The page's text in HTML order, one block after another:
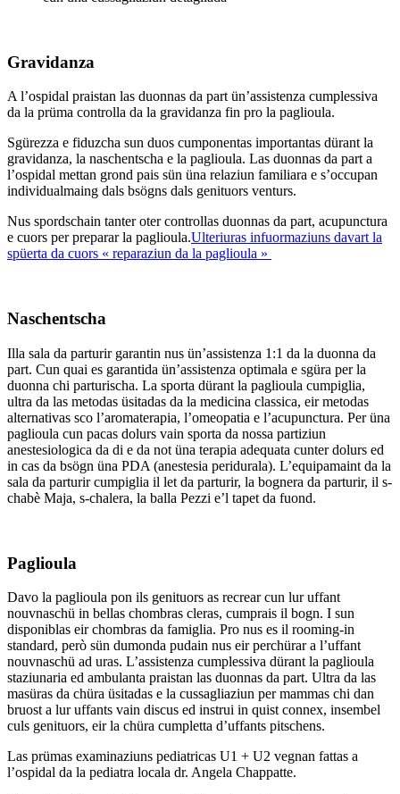
Gravidanza
A l’ospidal praistan las duonnas da part ün’assistenza cumplessiva
da la prüma controlla da la gravidanza fin pro la paglioula.
Sgürezza e fiduzcha sun duos cumponentas importantas dürant la
gravidanza, la naschentscha e la paglioula. Las duonnas da part a
l’ospidal mettan grond pais sün üna relaziun familiara e s’occupan
individualmaing dals bsögns dals genituors venturs.
Nus spordschain tanter oter controllas duonnas da part, acupunctura
e cuors per preparar la paglioula.Ulteriuras infuormaziuns davart la
spüerta da cuors « reparaziun da la paglioula »
Naschentscha
Illa sala da parturir garantin nus ün’assistenza 1:1 da la duonna da
part. Cun quai es garantida ün’assistenza optimala e sgüra per la
duonna chi parturischa. La sporta dürant la paglioula cumpiglia,
ultra da las metodas üsitadas da la medicina classica, eir metodas
alternativas sco l’aromaterapia, l’omeopatia e l’acupunctura. Per üna
paglioula cun pacas dolurs vain sporta da nossa partiziun
anestesiologica da di e da not üna terapia adequata cunter dolurs ed
in cas da bsögn üna PDA (anestesia peridurala). L’equipamaint da la
sala da parturir cumpiglia il let da parturir, la bognera da parturir, il s-
chabè Maja, s-chalera, la balla Pezzi e’l tapet da fuond.
Paglioula
Davo la paglioula pon ils genituors as recrear cun lur uffant
nouvnaschü in bellas chombras cleras, cumprais il bogn. I sun
disponiblas eir chombras da famiglia. Pro nus es il rooming-in
standard, però sün dumonda pudain nus eir perchürar a l’uffant
nouvnaschü ad uras. L’assistenza cumplessiva dürant la paglioula
staziunaria ed ambulanta praistan las duonnas da part. Ultra da las
masüras da chüra üsitadas e la cussagliaziun per mammas chi dan
bruost a lur uffants vain discus ed instrui in quist connex, insembel
culs genituors, eir la chüra cumpletta d’uffants pitschens.
Las prümas examinaziuns pediatricas U1 + U2 vegnan fattas a
l’ospidal da la pediatra locala dr. Angela Chappatte.